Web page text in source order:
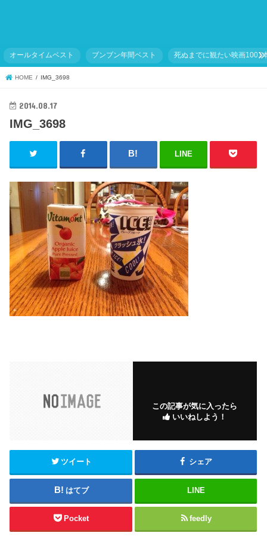
オールタイムベスト ブンブン年間ベスト 死ぬまでに観たい映画1001
HOME IMG_3698
2014.08.17
IMG_3698
LINE
この記事が気に入ったら
いいねしよう！
ツイート シェア
はてブ LINE
Pocket feedly